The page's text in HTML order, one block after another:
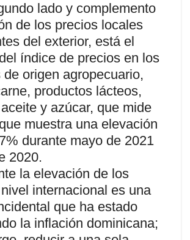
lado y complemento
de los precios locales
del exterior, está el
índice de precios en los
de origen agropecuario,
productos lácteos,
y azúcar, que mide
muestra una elevación
durante mayo de 2021
2020.
la elevación de los
internacional es una
que ha estado
la inflación dominicana;